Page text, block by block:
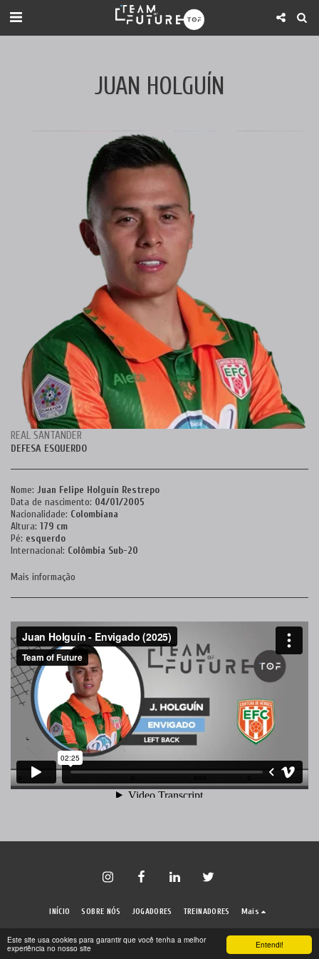
Entendi!
Este site usa cookies para garantir que você tenha a melhor
experiência no nosso site
JUAN HOLGUÍN
REAL SANTANDER
DEFESA ESQUERDO
Nome: Juan Felipe Holguín Restrepo
Data de nascimento: 04/01/2005
Nacionalidade: Colombiana
Altura: 179 cm
Pé: esquerdo
Internacional: Colômbia Sub-20
Mais informação
INÍCIO SOBRE NÓS JOGADORES TREINADORES Mais